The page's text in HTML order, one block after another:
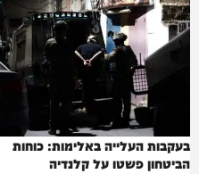
בעקבות העלייה באלימות: כוחות
הביטחון פשטו על קלנדיה